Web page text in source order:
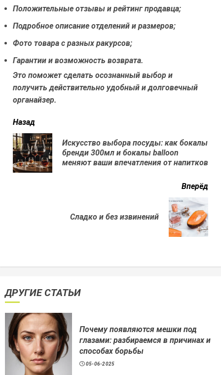
Положительные отзывы и рейтинг продавца;
Подробное описание отделений и размеров;
Фото товара с разных ракурсов;
Гарантии и возможность возврата.
Это поможет сделать осознанный выбор и
получить действительно удобный и долговечный
органайзер.
читать
еще
Назад
Искусство выбора посуды: как бокалы
бренди 300мл и бокалы balloon
меняют ваши впечатления от напитков
Вперёд
Сладко и без извинений
ДРУГИЕ СТАТЬИ
Почему появляются мешки под
глазами: разбираемся в причинах и
способах борьбы
05-06-2025